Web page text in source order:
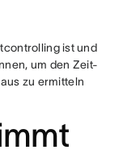
ist und
um den Zeit-
zu ermitteln